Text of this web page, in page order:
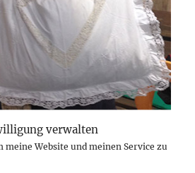
verwalten
meine Website und meinen Service zu